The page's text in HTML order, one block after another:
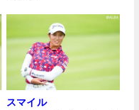
スマイル